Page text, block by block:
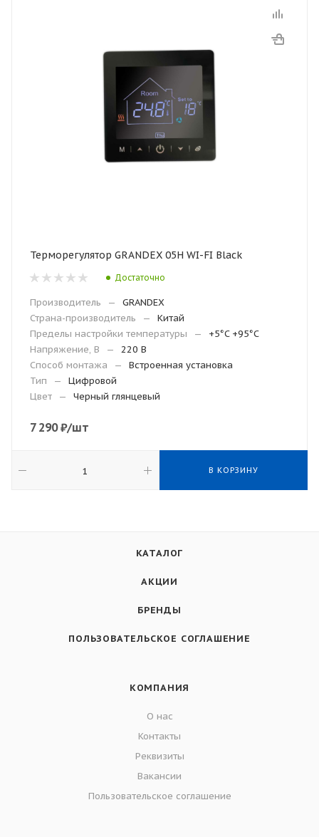
Терморегулятор GRANDEX 05H WI-FI Black
Достаточно
Производитель —
GRANDEX
Страна-производитель
—
Китай
Пределы настройки температуры
—
+5°C +95°C
Напряжение, В
—
220 В
Способ монтажа
—
Встроенная установка
Тип
—
Цифровой
Цвет
— Черный глянцевый
7 290₽/шт
В КОРЗИНУ
КАТАЛОГ
АКЦИИ
БРЕНДЫ
ПОЛЬЗОВАТЕЛЬСКОЕ СОГЛАШЕНИЕ
КОМПАНИЯ
О нас
Контакты
Реквизиты
Вакансии
Пользовательское соглашение